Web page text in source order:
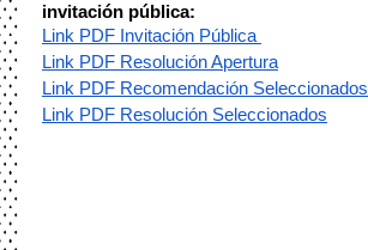
invitación pública:
Link PDF Invitación Pública
Link PDF Resolución Apertura
Link PDF Recomendación Seleccionados
Link PDF Resolución Seleccionados